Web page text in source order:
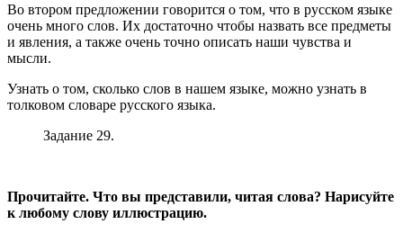
Во втором предложении говорится о том, что в русском языке
очень много слов. Их достаточно чтобы назвать все предметы
и явления, а также очень точно описать наши чувства и
мысли.
Узнать о том, сколько слов в нашем языке, можно узнать в
толковом словаре русского языка.
Задание 29.
Прочитайте. Что вы представили, читая слова? Нарисуйте
к любому слову иллюстрацию.